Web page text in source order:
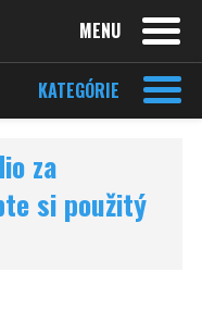
MENU
KATEGÓRIE
za
si použitý